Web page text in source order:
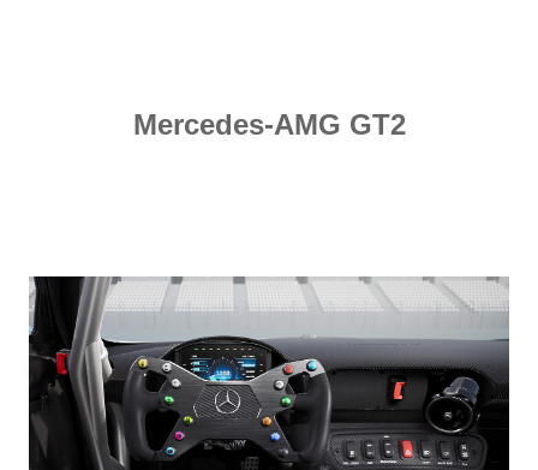
Mercedes-AMG GT2